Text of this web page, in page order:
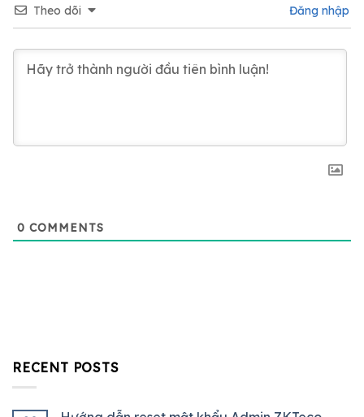
Theo dõi Đăng nhập
0 COMMENTS
RECENT POSTS